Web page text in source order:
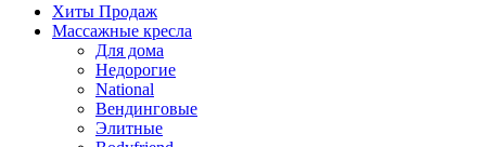
Хиты Продаж
Массажные кресла
Для дома
Недорогие
National
Вендинговые
Элитные